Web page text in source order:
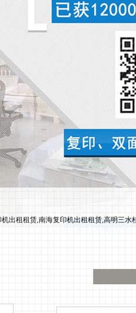
出租租赁,南海复印机出租租赁,高明三水